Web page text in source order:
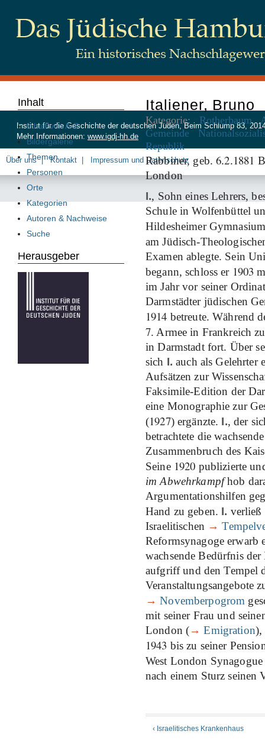
Italiener, Bruno
Kategorie: Rotherbaum
Gemeinde
Republik
Rabbiner, geb.6.2.1881
London
I., Sohn eines Lehrers,
Schule in Wolfenbüttel
Hildesheimer
am Jüdisch-
Examen ablegte. Sein
begann, schloss er 1903
im Jahr vor seiner
Darmstädter jüdischen
1914 betreute. Während
7. Armee in Frankreich
in Darmstadt fort. Über
sich I. auch als Gelehrter
Aufsätzen zur
Faksimile-Edition der
eine Monographie zur
(1927) ergänzte. I., der
betrachtete die
Zusammenbruch des
Seine 1920 publizierte
im Abwehrkampfhob
Argumentationshilfen
Hand zu geben. I. verließ
Israelitischen →
Reformsynagoge erwarb
wachsende Bedürfnis
aufgriff und den Tempel
Veranstaltungsangebote
→ Novemberpogrom
mit seiner Frau und
London (→ Emigration),
1943 bis zu seiner
West London
nach einem Sturz seinen
‹ Israelitisches Krankenhaus
Inhalt
Inhalt von A-Z
Bildergalerie
Themen
Personen
Orte
Kategorien
Autoren & Nachweise
Suche
Herausgeber
Institut für die Geschichte der deutschen Juden, Beim Schlump 83,
Mehr Informationen: www.igdj-hh.de
Über uns Kontakt Impressum und Datenschutz